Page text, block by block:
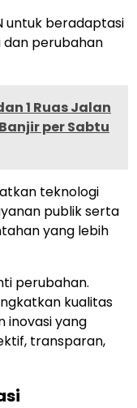
untuk beradaptasi
perubahan
1 Ruas Jalan
per Sabtu
teknologi
publik serta
yang lebih
perubahan.
kualitas
inovasi yang
transparan,